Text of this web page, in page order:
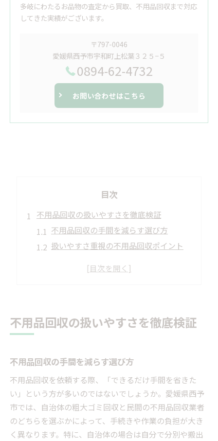
多岐にわたるお品物の査定から買取、不用品回収まで対応
してきた実績がございます。
〒797-0046
愛媛県西予市宇和町上松葉３２５−５
0894-62-4732
お問い合わせはこちら
目次
不用品回収の扱いやすさを徹底検証
不用品回収の手間を減らす選び方
扱いやすさ重視の不用品回収ポイント
不用品回収の申込手続きの流れ解説
粗大ゴミと不用品回収の費用比較
不用品回収と自治体回収の違い解説
扱いやすさでみる粗大ゴミと回収法
手間なく処分したい方の不用品回収術
手間を減らす不用品回収のコツ
不用品回収のスムーズな手順とは
不用品回収の扱いやすさを徹底検証
不用品回収の手間を減らす選び方
不用品回収を依頼する際、「できるだけ手間を省きた
い」という方が多いのではないでしょうか。愛媛県西予
市では、自治体の粗大ゴミ回収と民間の不用品回収業者
のどちらを選ぶかによって、手続きや作業の負担が大き
く異なります。特に、自治体の場合は自分で分別や搬出